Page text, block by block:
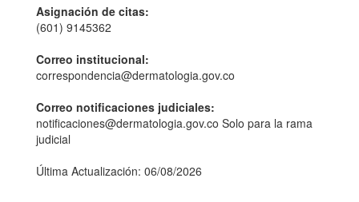
Asignación de citas:
(601) 9145362
Correo institucional:
correspondencia@dermatologia.gov.co
Correo notificaciones judiciales:
notificaciones@dermatologia.gov.co Solo para la rama
judicial
Última Actualización: 06/08/2026